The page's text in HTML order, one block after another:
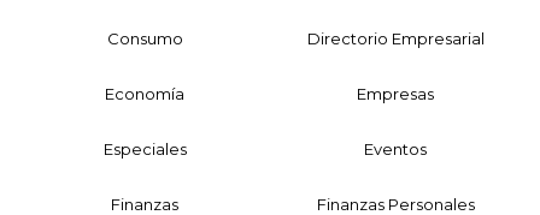
Consumo Directorio Empresarial
Economía Empresas
Especiales Eventos
Finanzas Finanzas Personales